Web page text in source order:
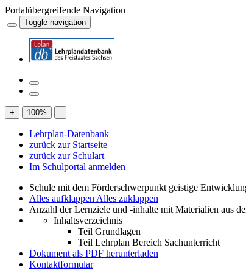
Portalübergreifende Navigation
Toggle navigation
+ 100% -
Lehrplan-Datenbank
zurück zur Startseite
zurück zur Schulart
Im Schulportal anmelden
Schule mit dem Förderschwerpunkt geistige
Alles aufklappen Alles zuklappen
Anzahl der Lernziele und -inhalte mit Materialien aus
Inhaltsverzeichnis
Teil Grundlagen
Teil Lehrplan Bereich Sachunterricht
Dokument als PDF herunterladen
Kontaktformular